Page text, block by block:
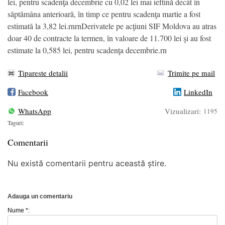
săptămâna anterioară, în timp ce pentru scadenţa martie a fost
estimată la 3,82 lei.rnrnDerivatele pe acţiuni SIF Moldova au atras
doar 40 de contracte la termen, în valoare de 11.700 lei şi au fost
estimate la 0,585 lei, pentru scadenţa decembrie.rn
Tipareste detalii
Trimite pe mail
Facebook
LinkedIn
WhatsApp
Vizualizari: 1195
Taguri:
Comentarii
Nu există comentarii pentru această știre.
Adauga un comentariu
Nume *: